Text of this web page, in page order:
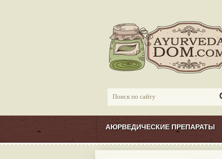
АЮРВЕДИЧЕСКИЕ ПРЕПАРАТЫ